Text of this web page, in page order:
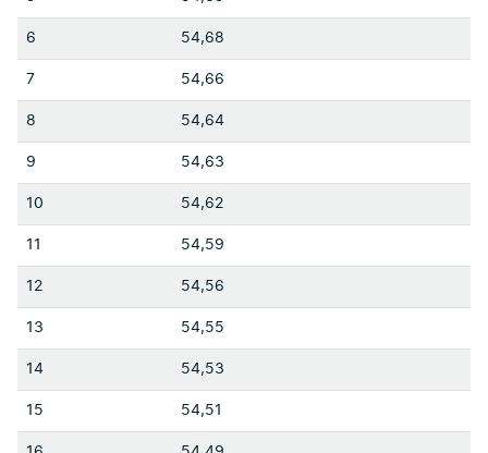
6 54,68
7 54,66
8 54,64
9 54,63
10 54,62
11 54,59
12 54,56
13 54,55
14 54,53
15 54,51